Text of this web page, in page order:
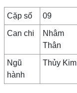
Cặp số 09
Can chi
Nhâm
Thân
Ngũ
hành
Thủy Kim